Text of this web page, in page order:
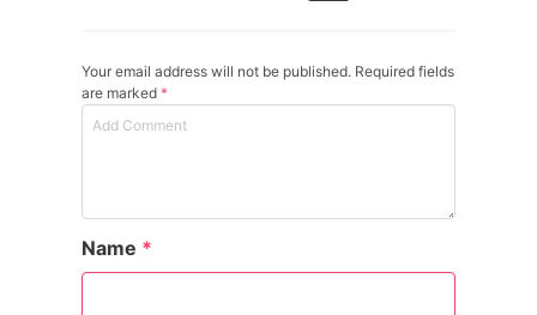
Your email address will not be published. Required fields
are marked *
Name *